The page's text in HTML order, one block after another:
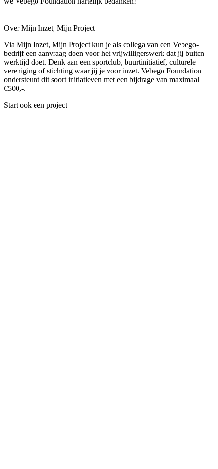
Over Mijn Inzet, Mijn Project
Via Mijn Inzet, Mijn Project kun je als collega van een Vebego-
bedrijf een aanvraag doen voor het vrijwilligerswerk dat jij buiten
werktijd doet. Denk aan een sportclub, buurtinitiatief, culturele
vereniging of stichting waar jij je voor inzet. Vebego Foundation
ondersteunt dit soort initiatieven met een bijdrage van maximaal
€500,-.
Start ook een project